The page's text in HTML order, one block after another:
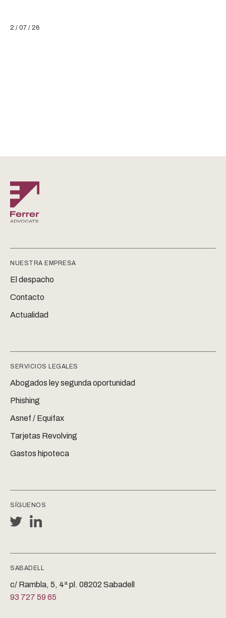
2 / 07 / 26
NUESTRA EMPRESA
El despacho
Contacto
Actualidad
SERVICIOS LEGALES
Abogados ley segunda oportunidad
Phishing
Asnef / Equifax
Tarjetas Revolving
Gastos hipoteca
SÍGUENOS
SABADELL
c/ Rambla, 5, 4ª pl. 08202 Sabadell
93 727 59 65